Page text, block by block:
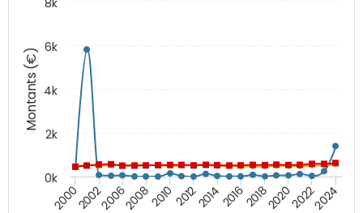
Montants (€)
20002002200620082010 2012201420162018202020222024
0k
2k
4k
6k
8k